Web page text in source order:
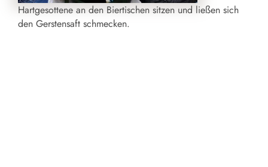
Hartgesottene an den Biertischen sitzen und ließen sich
den Gerstensaft schmecken.